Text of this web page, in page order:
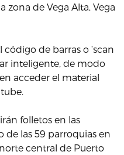
zona de Vega Alta, Vega
de barras o ‘scan
inteligente, de modo
acceder el material
folletos en las
de las 59 parroquias en
central de Puerto